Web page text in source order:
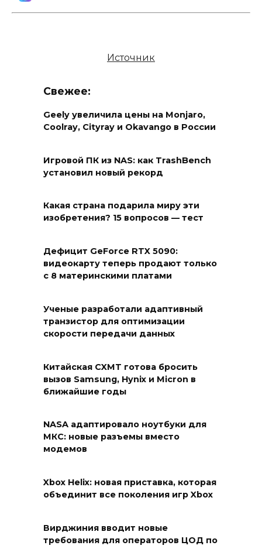
Источник
Свежее:
Geely увеличила цены на Monjaro,
Coolray, Cityray и Okavango в России
Игровой ПК из NAS: как TrashBench
установил новый рекорд
Какая страна подарила миру эти
изобретения? 15 вопросов — тест
Дефицит GeForce RTX 5090:
видеокарту теперь продают только
с 8 материнскими платами
Ученые разработали адаптивный
транзистор для оптимизации
скорости передачи данных
Китайская CXMT готова бросить
вызов Samsung, Hynix и Micron в
ближайшие годы
NASA адаптировало ноутбуки для
МКС: новые разъемы вместо
модемов
Xbox Helix: новая приставка, которая
объединит все поколения игр Xbox
Вирджиния вводит новые
требования для операторов ЦОД по